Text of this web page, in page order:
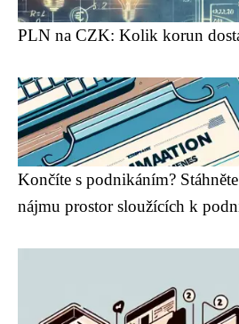
PLN na CZK: Kolik korun
Končíte s podnikáním?
nájmu prostor sloužících k